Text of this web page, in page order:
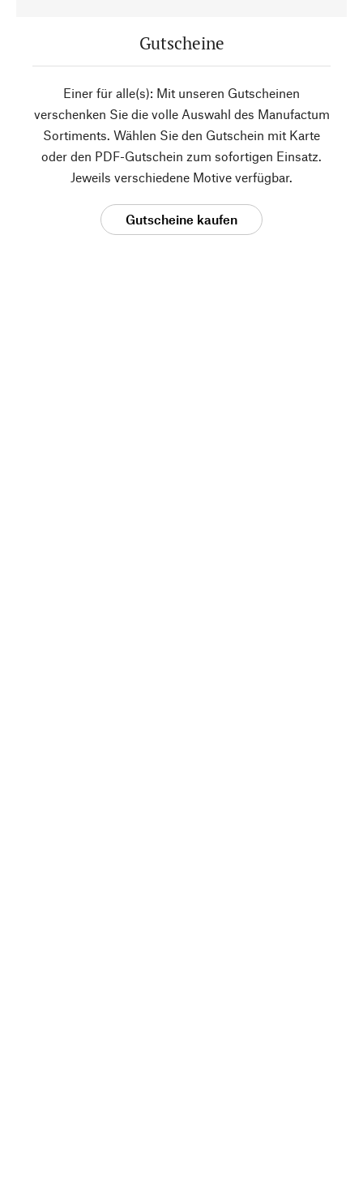
Gutscheine
Einer für alle(s): Mit unseren Gutscheinen
verschenken Sie die volle Auswahl des Manufactum
Sortiments. Wählen Sie den Gutschein mit Karte
oder den PDF-Gutschein zum sofortigen Einsatz.
Jeweils verschiedene Motive verfügbar.
Gutscheine kaufen